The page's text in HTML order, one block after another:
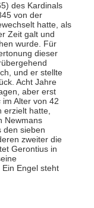
des Kardinals
von der
hatte, als
Zeit galt und
wurde. Für
dieser
und er stellte
Acht Jahre
aber erst
im Alter von 42
hatte,
Newmans
den sieben
zweiter die
Gerontius in
Engel steht